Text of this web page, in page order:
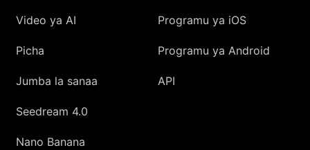
Video ya AI
Picha
Jumba la sanaa
Seedream 4.0
Nano Banana
Programu ya iOS
Programu ya Android
API